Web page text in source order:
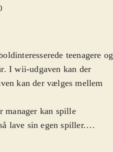
teenagere og
I wii-udgaven kan der
kan der vælges mellem
manager kan spille
lave sin egen spiller.